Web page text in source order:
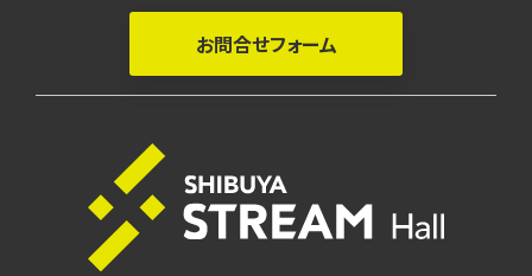
お問合せフォーム